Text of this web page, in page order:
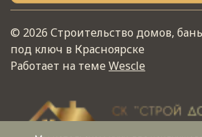
© 2026 Строительство домов,
под ключ в Красноярске
Работает на темеWescle